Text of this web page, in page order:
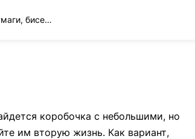
Вязание спицами и крючком., поделки из бумаги, бисера и многое другое
коробочка с небольшими, но
им вторую жизнь. Как вариант,